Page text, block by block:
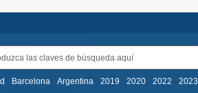
Barcelona Argentina 2019 2020 2022 2023